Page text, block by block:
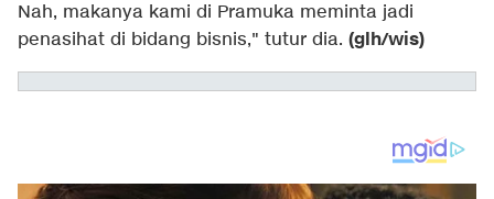
Nah, makanya kami di Pramuka meminta jadi
penasihat di bidang bisnis," tutur dia. (glh/wis)